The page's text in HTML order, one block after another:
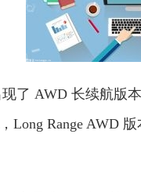
了 AWD 长续航版
Range AWD